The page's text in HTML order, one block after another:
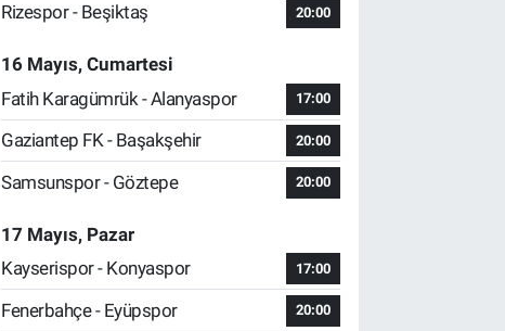
Rizespor - Beşiktaş
20:00
16 Mayıs, Cumartesi
Fatih Karagümrük - Alanyaspor
17:00
Gaziantep FK - Başakşehir 20:00
Samsunspor - Göztepe 20:00
17 Mayıs, Pazar
Kayserispor - Konyaspor
17:00
Fenerbahçe - Eyüpspor 20:00